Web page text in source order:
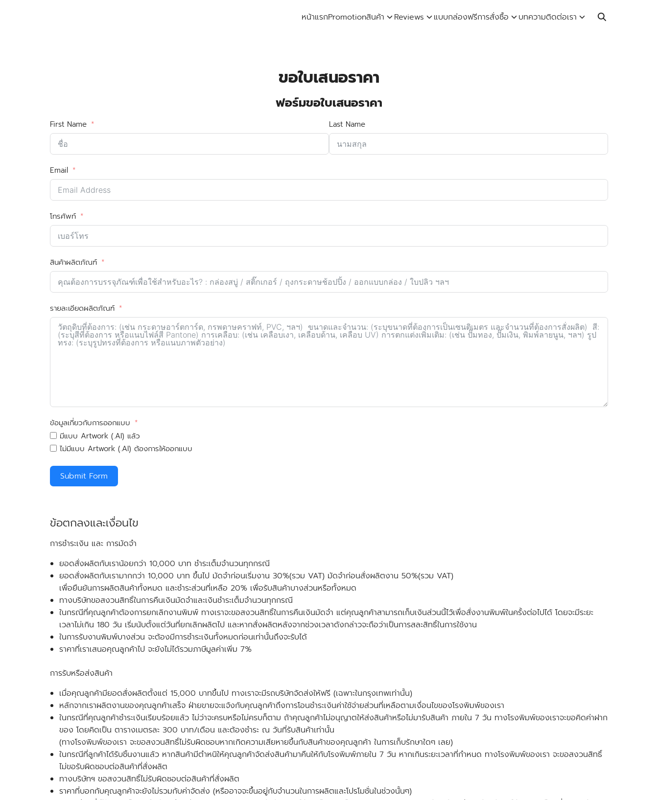
หน้าแรกPromotionสินค้า Reviews แบบกล่องฟรีการสั่งซื้อ บทความติดต่อเรา
ขอใบเสนอราคา
ฟอร์มขอใบเสนอราคา
First Name Last Name
Email
โทรศัพท์
สินค้าผลิตภัณฑ์
รายละเอียดผลิตภัณฑ์
ข้อมูลเกี่ยวกับการออกแบบ
มีแบบ Artwork (.AI) แล้ว
ไม่มีแบบ Artwork (.AI) ต้องการให้ออกแบบ
Submit Form
ข้อตกลงและเงื่อนไข
การชำระเงิน และ การมัดจำ
ยอดสั่งผลิตกับเราน้อยกว่า 10,000 บาท ชำระเต็มจำนวนทุกกรณี
ยอดสั่งผลิตกับเรามากกว่า 10,000 บาท ขึ้นไป มัดจำก่อนเริ่มงาน 30%(รวม VAT) มัดจำก่อนสั่งผลิตงาน 50%(รวม VAT)
เพื่อยืนยันการผลิตสินค้าทั้งหมด และชำระส่วนที่เหลือ 20% เพื่อรับสินค้าบางส่วนหรือทั้งหมด
ทางบริษัทขอสงวนสิทธิ์ในการคืนเงินมัดจำและเงินชำระเต็มจำนวนทุกกรณี
ในกรณีที่คุณลูกค้าต้องการยกเลิกงานพิมพ์ ทางเราจะขอสงวนสิทธิ์ในการคืนเงินมัดจำ แต่คุณลูกค้าสามารถเก็บเงินส่วนนี้ไว้เพื่อสั่งงานพิมพ์ในครั้งต่อไปได้ โดยจะมีระยะ
เวลาไม่เกิน 180 วัน เริ่มนับตั้งแต่วันที่ยกเลิกผลิตไป และหากสั่งผลิตหลังจากช่วงเวลาดังกล่าวจะถือว่าเป็นการสละสิทธิ์ในการใช้งาน
ในการรับงานพิมพ์บางส่วน จะต้องมีการชำระเงินทั้งหมดก่อนเท่านั้นถึงจะรับได้
ราคาที่เราเสนอคุณลูกค้าไป จะยังไม่ได้รวมภาษีมูลค่าเพิ่ม 7%
การรับหรือส่งสินค้า
เมื่อคุณลูกค้ามียอดสั่งผลิตตั้งแต่ 15,000 บาทขึ้นไป ทางเราจะมีรถบริษัทจัดส่งให้ฟรี (เฉพาะในกรุงเทพเท่านั้น)
หลักจากเราผลิตงานของคุณลูกค้าเสร็จ ฝ่ายขายจะแจ้งกับคุณลูกค้าถึงการโอนชำระเงินค่าใช้จ่ายส่วนที่เหลือตามเงื่อนไขของโรงพิมพ์ของเรา
ในกรณีที่คุณลูกค้าชำระเงินเรียบร้อยแล้ว ไม่ว่าจะครบหรือไม่ครบก็ตาม ถ้าคุณลูกค้าไม่อนุญาตให้ส่งสินค้าหรือไม่มารับสินค้า ภายใน 7 วัน ทางโรงพิมพ์ของเราจะขอคิดค่าฝาก
ของ โดยคิดเป็น ตารางเมตรละ 300 บาท/เดือน และต้องชำระ ณ วันที่รับสินค้าเท่านั้น
(ทางโรงพิมพ์ของเรา จะขอสงวนสิทธิ์ไม่รับผิดชอบหากเกิดความเสียหายขึ้นกับสินค้าของคุณลูกค้า ในการเก็บรักษาใดๆ เลย)
ในกรณีที่ลูกค้าได้รับชิ้นงานแล้ว หากสินค้ามีตำหนิให้คุณลูกค้าจัดส่งสินค้ามาคืนให้กับโรงพิมพ์ภายใน 7 วัน หากเกินระยะเวลาที่กำหนด ทางโรงพิมพ์ของเรา จะขอสงวนสิทธิ์
ไม่ขอรับผิดชอบต่อสินค้าที่สั่งผลิต
ทางบริษัทฯ ขอสงวนสิทธิ์ไม่รับผิดชอบต่อสินค้าที่สั่งผลิต
ราคาที่บอกกับคุณลูกค้าจะยังไม่รวมกับค่าจัดส่ง (หรืออาจจะขึ้นอยู่กับจำนวนในการผลิตและโปรโมชั่นในช่วงนั้นๆ)